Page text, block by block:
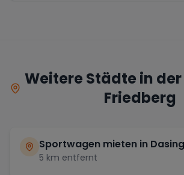
Weitere Städte in
Friedberg
Sportwagen mieten in Dasing
5 km entfernt